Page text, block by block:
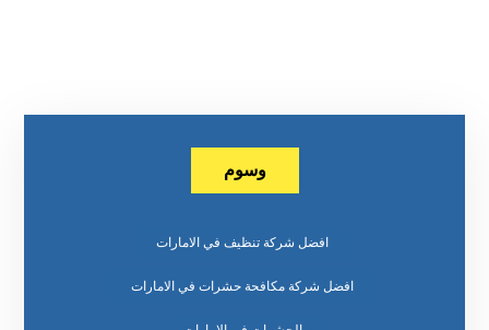
وسوم
افضل شركة تنظيف في الامارات
افضل شركة مكافحة حشرات في الامارات